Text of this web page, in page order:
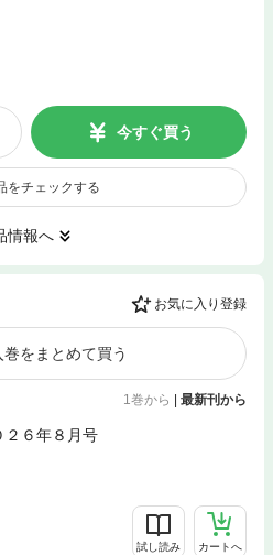
今すぐ買う
をチェックする
情報へ
お気に入り登録
をまとめて買う
1巻から | 最新刊から
２６年８月号
試し読み カートへ